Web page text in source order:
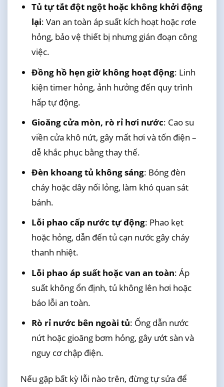
Tủ tự tắt đột ngột hoặc không khởi động
lại: Van an toàn áp suất kích hoạt hoặc rơle
hỏng, bảo vệ thiết bị nhưng gián đoạn công
việc.
Đồng hồ hẹn giờ không hoạt động: Linh
kiện timer hỏng, ảnh hưởng đến quy trình
hấp tự động.
Gioăng cửa mòn, rò rỉ hơi nước: Cao su
viền cửa khô nứt, gây mất hơi và tốn điện –
dễ khắc phục bằng thay thế.
Đèn khoang tủ không sáng: Bóng đèn
cháy hoặc dây nối lỏng, làm khó quan sát
bánh.
Lỗi phao cấp nước tự động: Phao kẹt
hoặc hỏng, dẫn đến tủ cạn nước gây cháy
thanh nhiệt.
Lỗi phao áp suất hoặc van an toàn: Áp
suất không ổn định, tủ không lên hơi hoặc
báo lỗi an toàn.
Rò rỉ nước bên ngoài tủ: Ống dẫn nước
nứt hoặc gioăng bơm hỏng, gây ướt sàn và
nguy cơ chập điện.
Nếu gặp bất kỳ lỗi nào trên, đừng tự sửa để